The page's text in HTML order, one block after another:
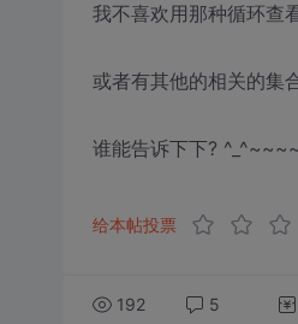
我不喜欢用那种循环查
或者有其他的相关的集
谁能告诉下下?
给本帖投票
192 5